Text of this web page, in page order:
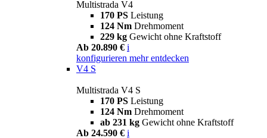
Multistrada V4
170 PS Leistung
124 Nm Drehmoment
229 kg Gewicht ohne Kraftstoff
Ab 20.890 € i
konfigurieren mehr entdecken
V4 S
Multistrada V4 S
170 PS Leistung
124 Nm Drehmoment
ab 231 kg Gewicht ohne Kraftstoff
Ab 24.590 € i